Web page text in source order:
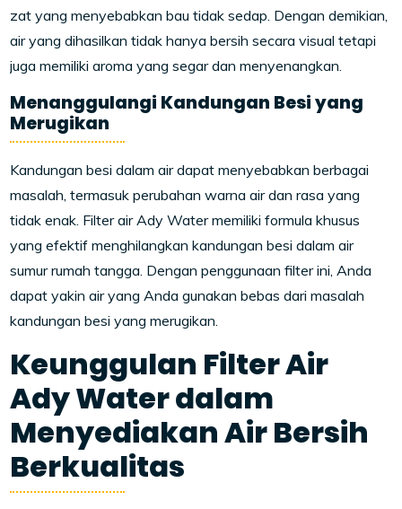
zat yang menyebabkan bau tidak sedap. Dengan demikian,
air yang dihasilkan tidak hanya bersih secara visual tetapi
juga memiliki aroma yang segar dan menyenangkan.
Menanggulangi Kandungan Besi yang
Merugikan
Kandungan besi dalam air dapat menyebabkan berbagai
masalah, termasuk perubahan warna air dan rasa yang
tidak enak. Filter air Ady Water memiliki formula khusus
yang efektif menghilangkan kandungan besi dalam air
sumur rumah tangga. Dengan penggunaan filter ini, Anda
dapat yakin air yang Anda gunakan bebas dari masalah
kandungan besi yang merugikan.
Keunggulan Filter Air
Ady Water dalam
Menyediakan Air Bersih
Berkualitas